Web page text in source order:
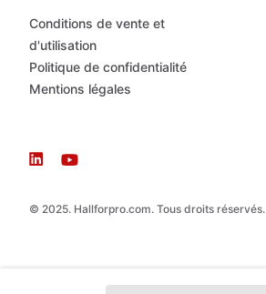
© 2025. Hallforpro.com. Tous droits réservés.
Conditions de vente et
d'utilisation
Politique de confidentialité
Mentions légales